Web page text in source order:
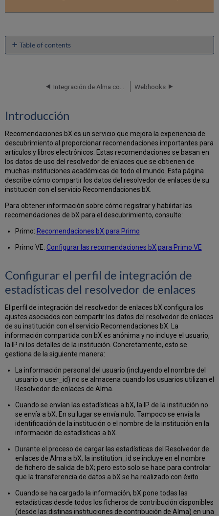
Table of contents
de
del
resolvedor
de
enlaces
Webhooks
Introducción
Recomendaciones bX es un servicio que mejora la experiencia de
descubrimiento al proporcionar recomendaciones importantes para
artículos y libros electrónicos. Estas recomendaciones se basan en
los datos de uso del resolvedor de enlaces que se obtienen de
muchas instituciones académicas de todo el mundo. Esta página
describe cómo compartir los datos del resolvedor de enlaces de su
institución con el servicio Recomendaciones bX.
Para obtener información sobre cómo registrar y habilitar las
recomendaciones de bX para el descubrimiento, consulte:
Primo: Recomendaciones bX para Primo
Primo VE: Configurar las recomendaciones bX para Primo VE
Configurar el perfil de integración de
estadísticas del resolvedor de enlaces
El perfil de integración del resolvedor de enlaces bX configura los
ajustes asociados con compartir los datos del resolvedor de enlaces
de su institución con el servicio Recomendaciones bX. La
información compartida con bX es anónima y no incluye el usuario,
la IP ni los detalles de la institución. Concretamente, esto se
gestiona de la siguiente manera:
La información personal del usuario (incluyendo el nombre del
usuario o user_id) no se almacena cuando los usuarios utilizan el
Resolvedor de enlaces de Alma.
Cuando se envían las estadísticas a bX, la IP de la institución no
se envía a bX. En su lugar se envía nulo. Tampoco se envía la
identificación de la institución o el nombre de la institución en la
información de estadísticas a bX.
Durante el proceso de cargar las estadísticas del Resolvedor de
enlaces de Alma a bX, la institution_id se incluye en el nombre
de fichero de salida de bX; pero esto solo se hace para controlar
que la transferencia de datos a bX se ha realizado con éxito.
Cuando se ha cargado la información, bX pone todas las
estadísticas desde todos los ficheros de contribución disponibles
(desde las distinas instituciones de contribución de Alma) en una